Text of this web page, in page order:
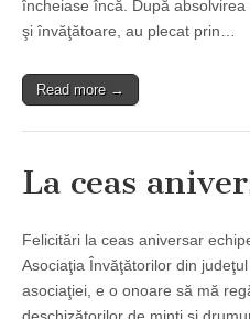
încheiase încă. După
şi învăţătoare, au plecat prin…
Read more →
La ceas
Felicitări la ceas aniversar
Asociaţia Învăţătorilor din
asociaţiei, e o onoare să mă